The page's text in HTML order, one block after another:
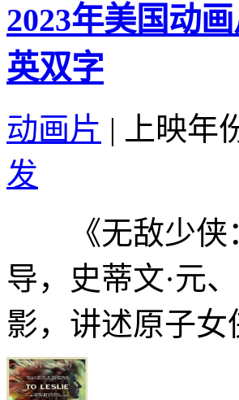
2023年美国动
英双字
动画片 | 上映年
发
《无敌少侠：
导，史蒂文·元
影，讲述原子